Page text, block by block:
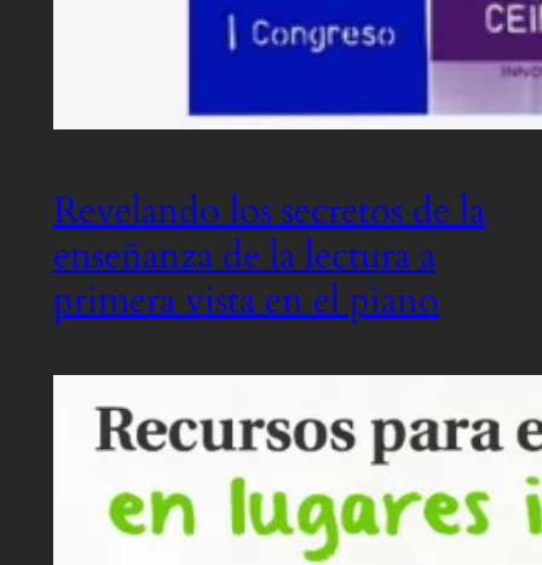
Revelando los secretos de la
enseñanza de la lectura a
primera vista en el piano